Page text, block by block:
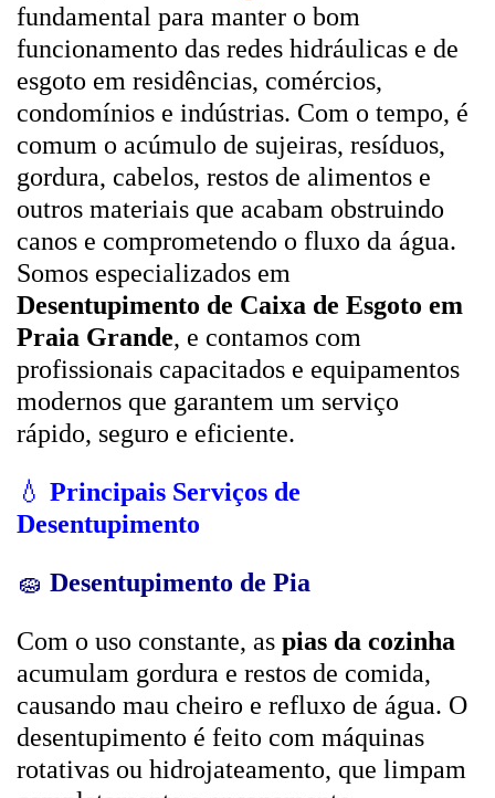
fundamental para manter o bom
funcionamento das redes hidráulicas e de
esgoto em residências, comércios,
condomínios e indústrias. Com o tempo, é
comum o acúmulo de sujeiras, resíduos,
gordura, cabelos, restos de alimentos e
outros materiais que acabam obstruindo
canos e comprometendo o fluxo da água.
Somos especializados em
Desentupimento de Caixa de Esgoto em
Praia Grande, e contamos com
profissionais capacitados e equipamentos
modernos que garantem um serviço
rápido, seguro e eficiente.
💧 Principais Serviços de
Desentupimento
🧽 Desentupimento de Pia
Com o uso constante, as pias da cozinha
acumulam gordura e restos de comida,
causando mau cheiro e refluxo de água. O
desentupimento é feito com máquinas
rotativas ou hidrojateamento, que limpam